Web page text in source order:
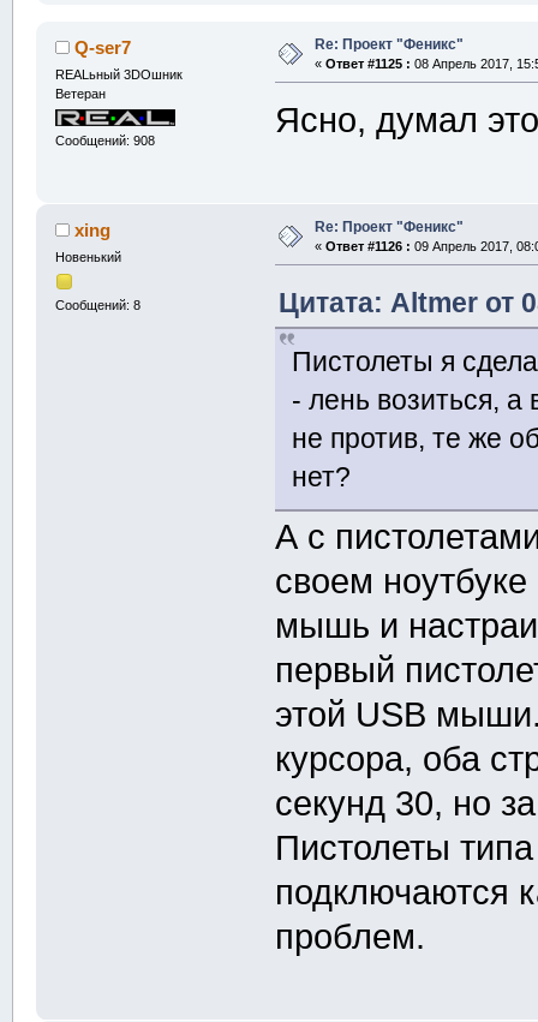
Q-ser7
REALьный 3DOшник
Ветеран
Сообщений: 908
Re: Проект "Феникс"
« Ответ #1125 : 08 Апрель 2017,
Ясно, думал
xing
Новенький
Сообщений: 8
Re: Проект "Феникс"
« Ответ #1126 : 09 Апрель 2017,
Цитата: Altmer от
Пистолеты я
- лень возиться,
не против, те же
нет?
А с
своем
мышь и
первый
этой USB
курсора, оба
секунд 30, но
Пистолеты
подключаются
проблем.